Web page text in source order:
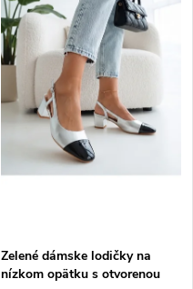
Zelené dámske lodičky na
nízkom opätku s otvorenou